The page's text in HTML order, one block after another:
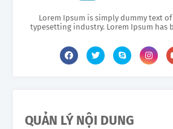
Lorem Ipsum is simply dummy text
typesetting industry. Lorem Ipsum has
QUẢN LÝ NỘI DUNG